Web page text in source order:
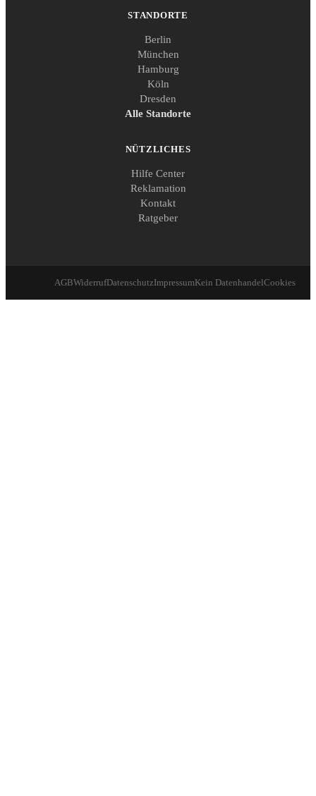
STANDORTE
Berlin
München
Hamburg
Köln
Dresden
Alle Standorte
NÜTZLICHES
Hilfe Center
Reklamation
Kontakt
Ratgeber
AGBWiderrufDatenschutzImpressumKein DatenhandelCookies